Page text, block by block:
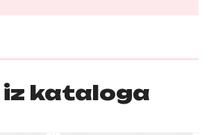
iz kataloga